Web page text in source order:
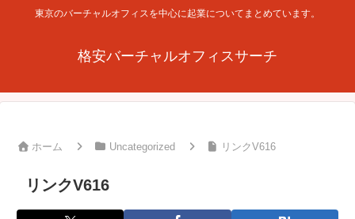
東京のバーチャルオフィスを中心に起業についてまとめています。
格安バーチャルオフィスサーチ
ホーム Uncategorized リンクV616
リンクV616